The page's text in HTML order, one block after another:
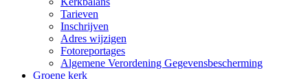
Tarieven
Inschrijven
Adres wijzigen
Fotoreportages
Algemene Verordening Gegevensbescherming
Groene kerk